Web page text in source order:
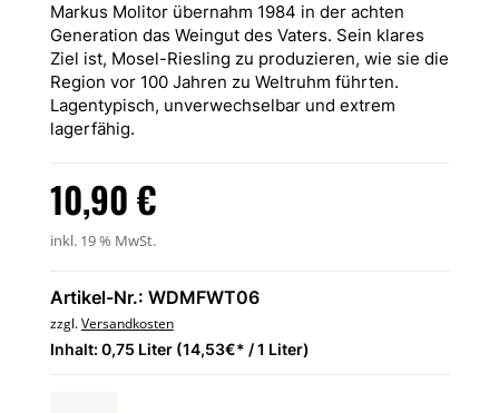
Markus Molitor übernahm 1984 in der achten
Generation das Weingut des Vaters. Sein klares
Ziel ist, Mosel-Riesling zu produzieren, wie sie die
Region vor 100 Jahren zu Weltruhm führten.
Lagentypisch, unverwechselbar und extrem
lagerfähig.
10,90€
inkl. 19 % MwSt.
Artikel-Nr.: WDMFWT06
zzgl.Versandkosten
Inhalt: 0,75 Liter (14,53€* / 1 Liter)